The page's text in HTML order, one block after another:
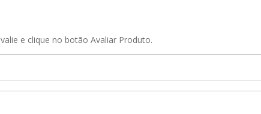
e clique no botão Avaliar Produto.